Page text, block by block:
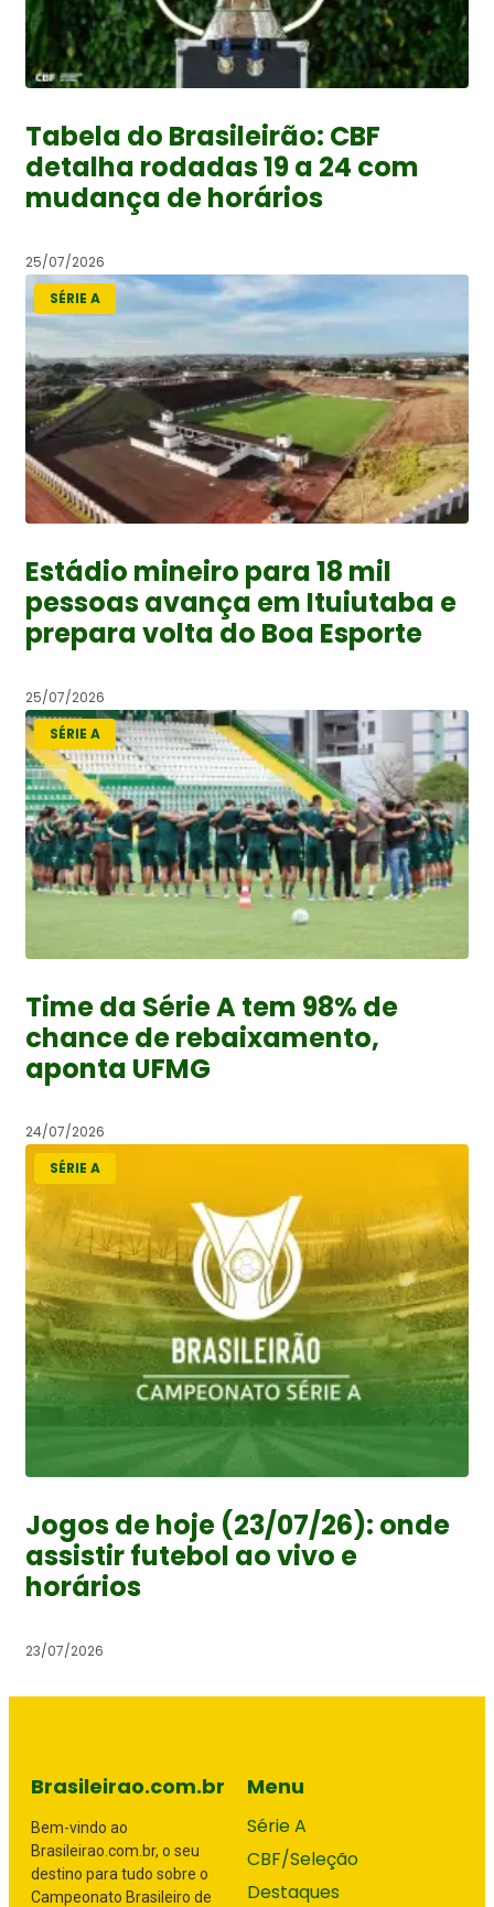
Tabela do Brasileirão: CBF
detalha rodadas 19 a 24 com
mudança de horários
25/07/2026
SÉRIE A
Estádio mineiro para 18 mil
pessoas avança em Ituiutaba e
prepara volta do Boa Esporte
25/07/2026
SÉRIE A
Time da Série A tem 98% de
chance de rebaixamento,
aponta UFMG
24/07/2026
SÉRIE A
Jogos de hoje (23/07/26): onde
assistir futebol ao vivo e
horários
23/07/2026
Brasileirao.com.br
Bem-vindo ao
Brasileirao.com.br, o seu
destino para tudo sobre o
Campeonato Brasileiro de
Menu
Série A
CBF/Seleção
Destaques